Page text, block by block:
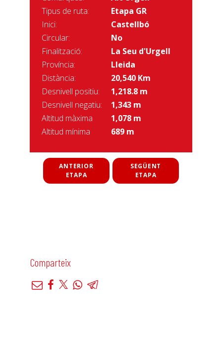
Tipus de ruta:
Etapa GR
Inici:
Castellbó
Circular:
No
Finalització:
La Seu d'Urgell
Província:
Lleida
Distància:
20,540 Km
Desnivell positiu:
1,218.8 m
Desnivell negatiu:
1,343 m
Altitud màxima
1,078 m
Altitud mínima
689 m
ANTERIOR
ETAPA
SEGÜENT
ETAPA
Comparteix